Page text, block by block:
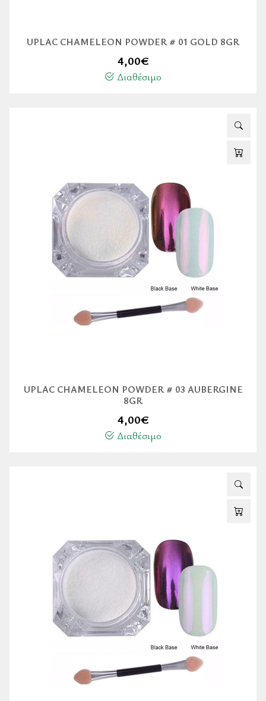
UPLAC CHAMELEON POWDER # 01 GOLD 8GR
4,00€
Διαθέσιμο
UPLAC CHAMELEON POWDER # 03 AUBERGINE
8GR
4,00€
Διαθέσιμο